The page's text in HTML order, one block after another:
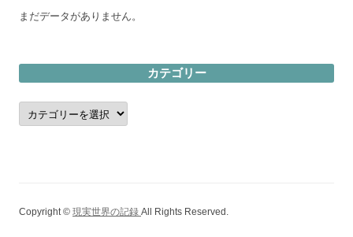
まだデータがありません。
カテゴリー
カ
テ
ゴ
Copyright © 現実世界の記録 All Rights Reserved.